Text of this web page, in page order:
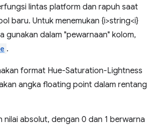
lintas platform dan rapuh saat
baru. Untuk menemukan {i>string<i}
gunakan dalam "pewarnaan" kolom,
.
format Hue-Saturation-Lightness
angka floating point dalam rentang
nilai absolut, dengan 0 dan 1 berwarna